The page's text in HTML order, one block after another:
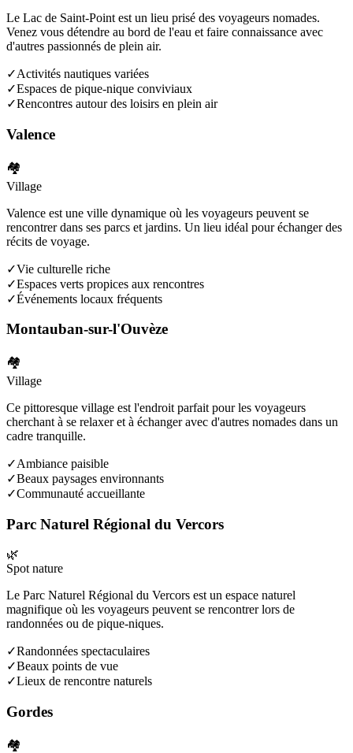
Le Lac de Saint-Point est un lieu prisé des voyageurs nomades.
Venez vous détendre au bord de l'eau et faire connaissance avec
d'autres passionnés de plein air.
✓Activités nautiques variées
✓Espaces de pique-nique conviviaux
✓Rencontres autour des loisirs en plein air
Valence
🏘️
Village
Valence est une ville dynamique où les voyageurs peuvent se
rencontrer dans ses parcs et jardins. Un lieu idéal pour échanger des
récits de voyage.
✓Vie culturelle riche
✓Espaces verts propices aux rencontres
✓Événements locaux fréquents
Montauban-sur-l'Ouvèze
🏘️
Village
Ce pittoresque village est l'endroit parfait pour les voyageurs
cherchant à se relaxer et à échanger avec d'autres nomades dans un
cadre tranquille.
✓Ambiance paisible
✓Beaux paysages environnants
✓Communauté accueillante
Parc Naturel Régional du Vercors
🌿
Spot nature
Le Parc Naturel Régional du Vercors est un espace naturel
magnifique où les voyageurs peuvent se rencontrer lors de
randonnées ou de pique-niques.
✓Randonnées spectaculaires
✓Beaux points de vue
✓Lieux de rencontre naturels
Gordes
🏘️